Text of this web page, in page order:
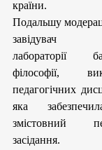
країни.
Подальшу
завідувач
лабораторії
філософії,
педагогічних
яка
змістовний
засідання.